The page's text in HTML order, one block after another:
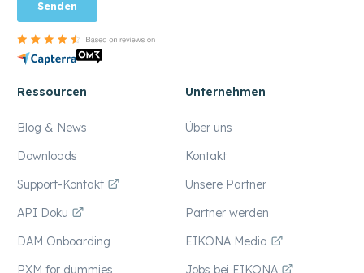
Ressourcen
Blog & News
Downloads
Support-Kontakt
API Doku
DAM Onboarding
PXM for dummies
Unternehmen
Über uns
Kontakt
Unsere Partner
Partner werden
EIKONA Media
Jobs bei EIKONA